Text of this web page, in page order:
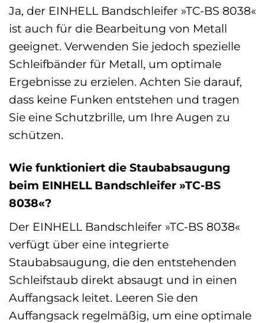
Ja, der EINHELL Bandschleifer »TC-BS 8038«
ist auch für die Bearbeitung von Metall
geeignet. Verwenden Sie jedoch spezielle
Schleifbänder für Metall, um optimale
Ergebnisse zu erzielen. Achten Sie darauf,
dass keine Funken entstehen und tragen
Sie eine Schutzbrille, um Ihre Augen zu
schützen.
Wie funktioniert die Staubabsaugung
beim EINHELL Bandschleifer »TC-BS
8038«?
Der EINHELL Bandschleifer »TC-BS 8038«
verfügt über eine integrierte
Staubabsaugung, die den entstehenden
Schleifstaub direkt absaugt und in einen
Auffangsack leitet. Leeren Sie den
Auffangsack regelmäßig, um eine optimale